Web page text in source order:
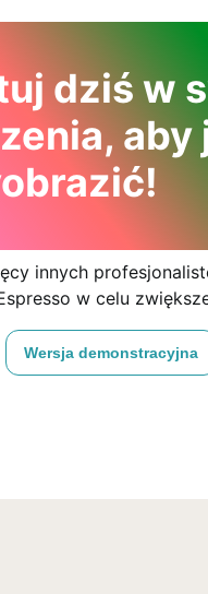
dziś w
aby
innych
w celu
Wersja demonstracyjna